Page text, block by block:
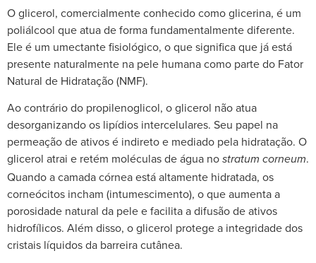
O glicerol, comercialmente conhecido como glicerina, é um
poliálcool que atua de forma fundamentalmente diferente.
Ele é um umectante fisiológico, o que significa que já está
presente naturalmente na pele humana como parte do Fator
Natural de Hidratação (NMF).
Ao contrário do propilenoglicol, o glicerol não atua
desorganizando os lipídios intercelulares. Seu papel na
permeação de ativos é indireto e mediado pela hidratação. O
glicerol atrai e retém moléculas de água no stratum corneum.
Quando a camada córnea está altamente hidratada, os
corneócitos incham (intumescimento), o que aumenta a
porosidade natural da pele e facilita a difusão de ativos
hidrofílicos. Além disso, o glicerol protege a integridade dos
cristais líquidos da barreira cutânea.